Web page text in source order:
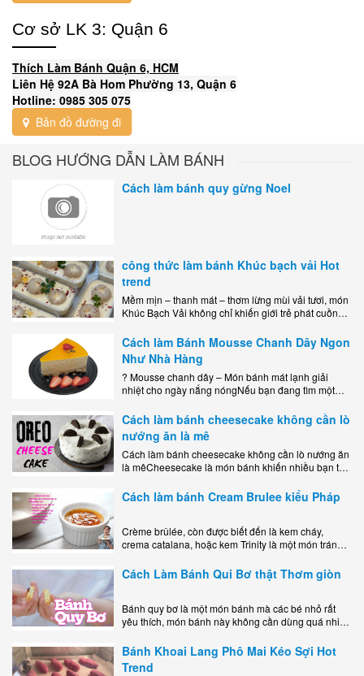
Cơ sở LK 3: Quận 6
Thích Làm Bánh Quận 6, HCM
Liên Hệ 92A Bà Hom Phường 13, Quận 6
Hotline: 0985 305 075
Bản đồ đường đi
BLOG HƯỚNG DẪN LÀM BÁNH
Cách làm bánh quy gừng Noel
công thức làm bánh Khúc bạch vải Hot
trend
Mềm mịn – thanh mát – thơm lừng mùi vải tươi, món
Khúc Bạch Vải không chỉ khiến giới trẻ phát cuồng
Cách làm Bánh Mousse Chanh Dây Ngon
Như Nhà Hàng
? Mousse chanh dây – Món bánh mát lạnh giải
nhiệt cho ngày nắng nóngNếu bạn đang tìm một
dễ..
Cách làm bánh cheesecake không cần lò
nướng ăn là mê
Cách làm bánh cheesecake không cần lò nướng ăn
là mêCheesecake là món bánh khiến nhiều bạn trẻ
kem..
Cách làm bánh Cream Brulee kiểu Pháp
Crème brûlée, còn được biết đến là kem cháy,
crema catalana, hoặc kem Trinity là một món tráng
lớp..
Cách Làm Bánh Qui Bơ thật Thơm giòn
Bánh quy bơ là một món bánh mà các bé nhỏ rất
yêu thích, món bánh này không cần dùng quá nhiều
Bánh Khoai Lang Phô Mai Kéo Sợi Hot
Trend